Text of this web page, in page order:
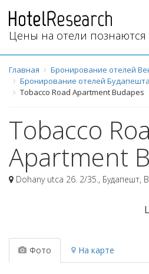
Цены на отели
Главная
Бронирование отелей
Бронирование отелей Будапешта
Tobacco Road Apartment Budapes
Tobacco
Apartment
Dohany utca 26. 2/35. , Будапешт,
Фото На карте